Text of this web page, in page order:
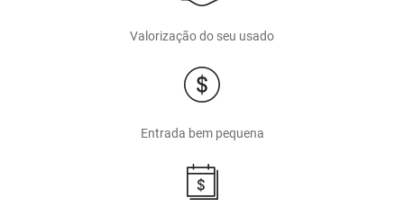
Valorização do seu usado
Entrada bem pequena